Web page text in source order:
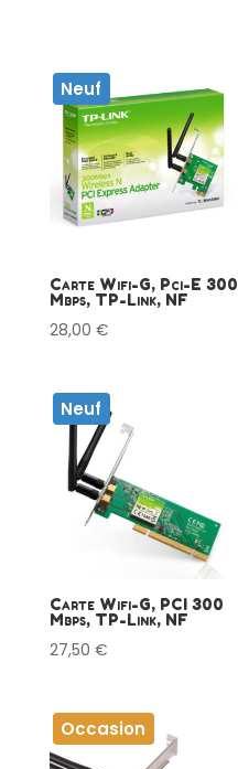
Neuf
Carte Wifi-G, Pci-E 300
Mbps, TP-Link, NF
28,00 €
Neuf
Carte Wifi-G, PCI 300
Mbps, TP-Link, NF
27,50 €
Occasion